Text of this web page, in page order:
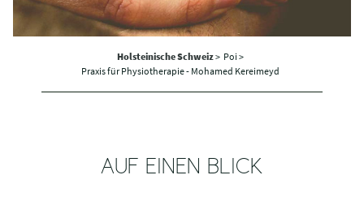
Holsteinische Schweiz> Poi >
Praxis für Physiotherapie - Mohamed Kereimeyd
AUF EINEN BLICK